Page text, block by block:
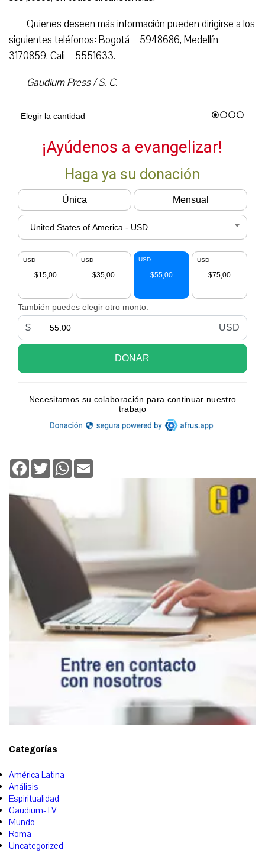
Quienes deseen más información pueden dirigirse a los
siguientes teléfonos: Bogotá – 5948686, Medellín –
3170859, Cali – 5551633.
Gaudium Press / S. C.
Facebook
TwitterWhatsApp
Categorías
América Latina
Análisis
Espiritualidad
Gaudium-TV
Mundo
Roma
Uncategorized